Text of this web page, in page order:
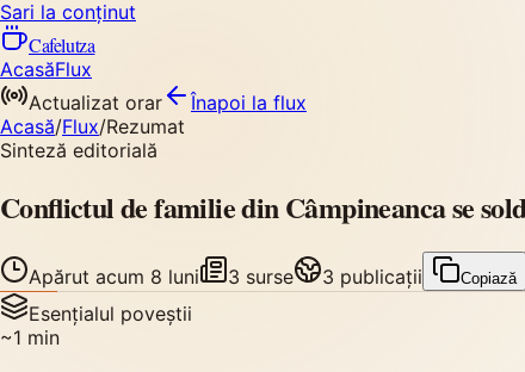
Sari la conținut
Cafelutza
AcasăFlux
Actualizat orar
Înapoi la flux
Acasă/Flux/Rezumat
Sinteză editorială
Conflictul de familie din Câmpineanca se
Apărut acum 8 luni 3 surse 3 publicații Copiază
Esențialul poveștii
~1 min